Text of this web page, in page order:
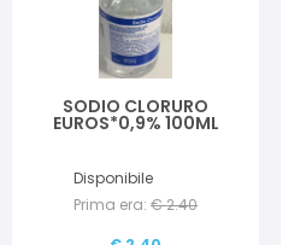
SODIO CLORURO
EUROS*0,9% 100ML
Disponibile
Prima era: €2.40